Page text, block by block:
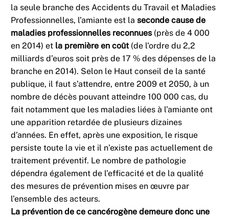
la seule branche des Accidents du Travail et Maladies
Professionnelles, l’amiante est la seconde cause de
maladies professionnelles reconnues (près de 4 000
en 2014) et la première en coût (de l’ordre du 2,2
milliards d’euros soit près de 17 % des dépenses de la
branche en 2014). Selon le Haut conseil de la santé
publique, il faut s’attendre, entre 2009 et 2050, à un
nombre de décès pouvant atteindre 100 000 cas, du
fait notamment que les maladies liées à l’amiante ont
une apparition retardée de plusieurs dizaines
d’années. En effet, après une exposition, le risque
persiste toute la vie et il n’existe pas actuellement de
traitement préventif. Le nombre de pathologie
dépendra également de l’efficacité et de la qualité
des mesures de prévention mises en œuvre par
l’ensemble des acteurs.
La prévention de ce cancérogène demeure donc une